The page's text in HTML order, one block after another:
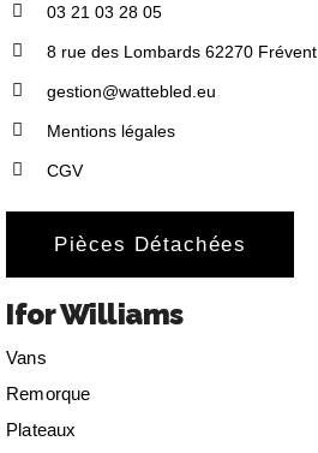
03 21 03 28 05
8 rue des Lombards 62270 Frévent
gestion@wattebled.eu
Mentions légales
CGV
Pièces Détachées
Ifor Williams
Vans
Remorque
Plateaux